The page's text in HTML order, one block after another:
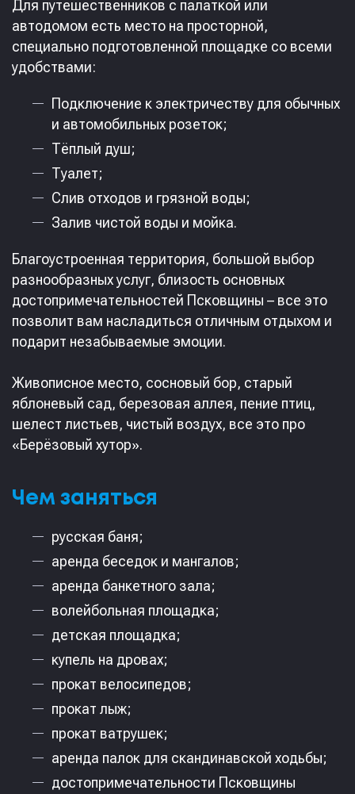
‎Для путешественников с палаткой или
автодомом есть место на просторной,
специально подготовленной площадке со всеми
удобствами:
Подключение к электричеству для обычных
и автомобильных розеток;
Тёплый душ;
Туалет;
Слив отходов и грязной воды;
Залив чистой воды и мойка.
Благоустроенная территория, большой выбор
разнообразных услуг, близость основных
достопримечательностей Псковщины – все это
позволит вам насладиться отличным отдыхом и
подарит незабываемые эмоции.
‎Живописное место, сосновый бор, старый
яблоневый сад, березовая аллея, пение птиц,
шелест листьев, чистый воздух, все это про
«Берёзовый хутор».
Чем заняться
русская баня;
‎аренда беседок и мангалов;
‎аренда банкетного зала;
‎волейбольная площадка;
‎детская площадка;
‎купель на дровах;
‎прокат велосипедов;
‎прокат лыж;
‎прокат ватрушек;
‎аренда палок для скандинавской ходьбы;
‎достопримечательности Псковщины